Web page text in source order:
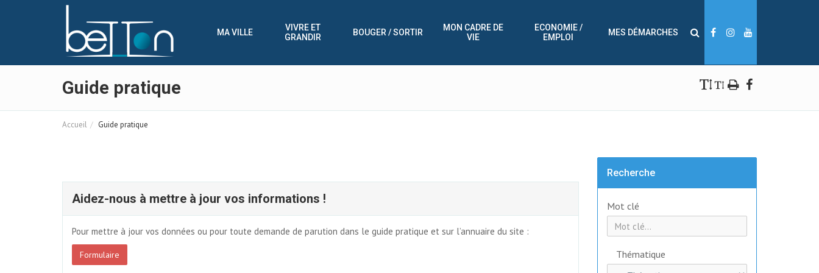
MA VILLE
VIVRE ET
GRANDIR
BOUGER / SORTIR
MON CADRE DE
VIE
ECONOMIE /
EMPLOI
MES DÉMARCHES
Guide pratique
Accueil Guide pratique
Aidez-nous à mettre à jour vos informations !
Pour mettre à jour vos données ou pour toute demande de parution dans le guide pratique et sur l’annuaire du site :
Formulaire
Recherche
Mot clé
Thématique
Panneau de gestion des cookies